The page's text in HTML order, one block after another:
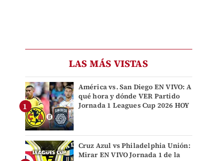
LAS MÁS VISTAS
América vs. San Diego EN VIVO: A
qué hora y dónde VER Partido
Jornada 1 Leagues Cup 2026 HOY
Cruz Azul vs Philadelphia Unión:
Mirar EN VIVO Jornada 1 de la